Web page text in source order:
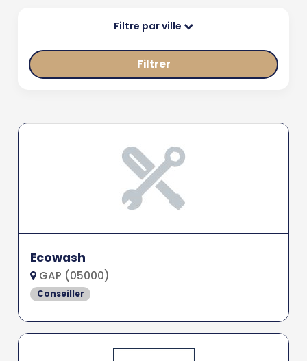
Filtre par ville
Filtrer
Ecowash
GAP (05000)
Conseiller